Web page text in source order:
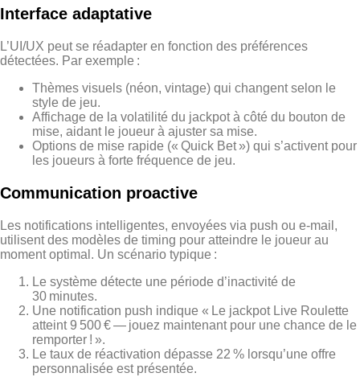
Interface adaptative
L’UI/UX peut se réadapter en fonction des préférences
détectées. Par exemple :
Thèmes visuels (néon, vintage) qui changent selon le
style de jeu.
Affichage de la volatilité du jackpot à côté du bouton de
mise, aidant le joueur à ajuster sa mise.
Options de mise rapide (« Quick Bet ») qui s’activent pour
les joueurs à forte fréquence de jeu.
Communication proactive
Les notifications intelligentes, envoyées via push ou e‑mail,
utilisent des modèles de timing pour atteindre le joueur au
moment optimal. Un scénario typique :
Le système détecte une période d’inactivité de
30 minutes.
Une notification push indique « Le jackpot Live Roulette
atteint 9 500 € — jouez maintenant pour une chance de le
remporter ! ».
Le taux de réactivation dépasse 22 % lorsqu’une offre
personnalisée est présentée.